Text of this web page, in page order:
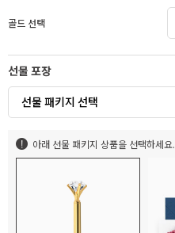
골드 선택
선물 포장
선물 패키지 선택
아래 선물 패키지 상품을 선택하세요.